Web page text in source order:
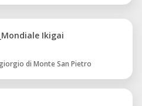
Ikigai
di Monte San Pietro